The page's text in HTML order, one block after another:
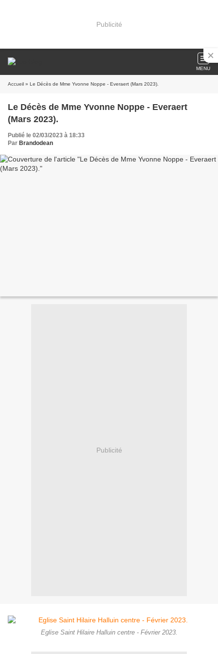
Publicité
MENU
Accueil » Le Décès de Mme Yvonne Noppe - Everaert (Mars 2023).
Le Décès de Mme Yvonne Noppe - Everaert
(Mars 2023).
Publié le 02/03/2023 à 18:33
Par Brandodean
Publicité
Eglise Saint Hilaire Halluin centre - Février 2023.